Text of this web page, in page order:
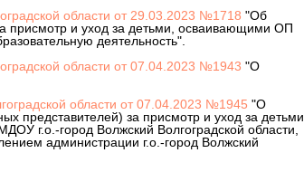
области от 29.03.2023 №1718 "Об
присмотр и уход за детьми, осваивающими ОП
деятельность".
области от 07.04.2023 №1943 "О
области от 07.04.2023 №1945 "О
представителей) за присмотр и уход за детьми,
г.о.-город Волжский Волгоградской области,
администрации г.о.-город Волжский